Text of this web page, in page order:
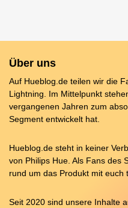
Über uns
Auf Hueblog.de teilen wir die
Lightning. Im Mittelpunkt
vergangenen Jahren zum
Segment entwickelt hat.
Hueblog.de steht in keiner
von Philips Hue. Als Fans des
rund um das Produkt mit euch
Seit 2020 sind unsere Inhalte